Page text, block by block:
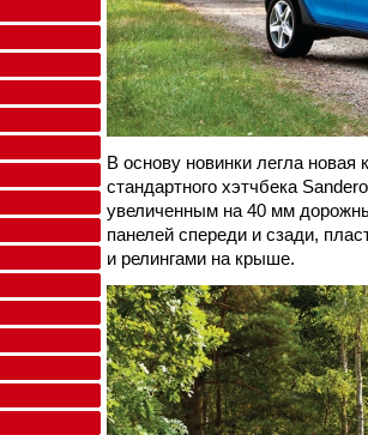
В основу новинки легла
стандартного хэтчбека
увеличенным на 40 мм
панелей спереди и сзади,
и релингами на крыше.